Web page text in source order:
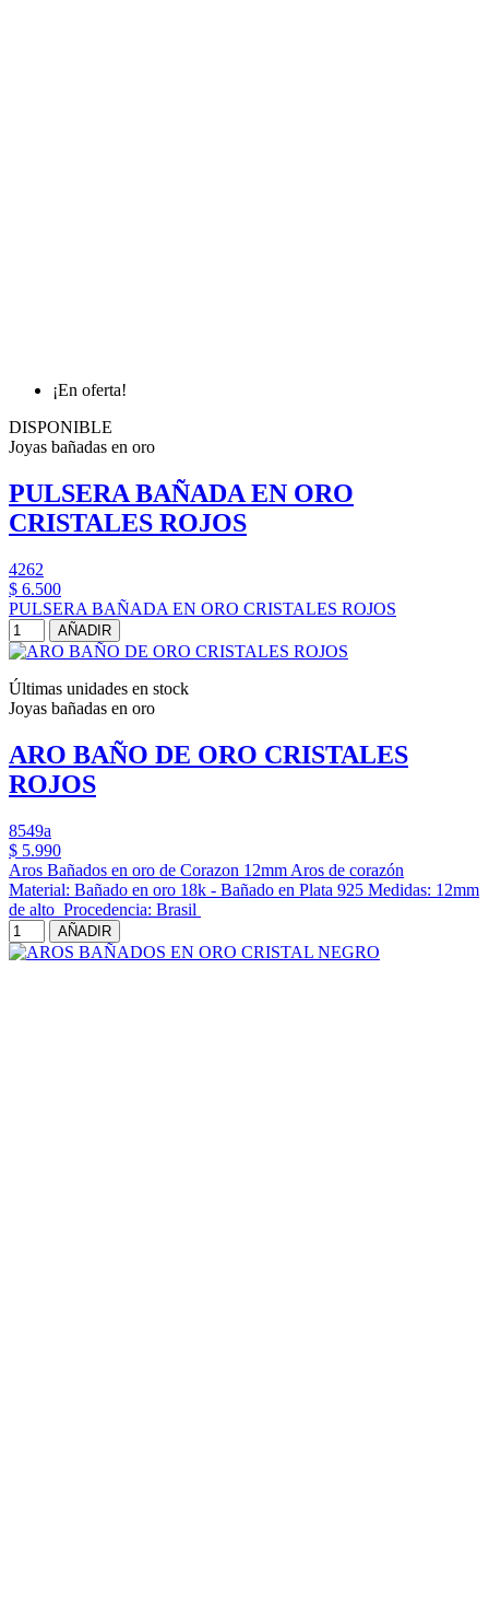
¡En oferta!
DISPONIBLE
Joyas bañadas en oro
PULSERA BAÑADA EN ORO
CRISTALES ROJOS
4262
$ 6.500
PULSERA BAÑADA EN ORO CRISTALES ROJOS
AÑADIR
Últimas unidades en stock
Joyas bañadas en oro
ARO BAÑO DE ORO CRISTALES
ROJOS
8549a
$ 5.990
Aros Bañados en oro de Corazon 12mm Aros de corazón
Material: Bañado en oro 18k - Bañado en Plata 925 Medidas: 12mm
de alto Procedencia: Brasil
AÑADIR